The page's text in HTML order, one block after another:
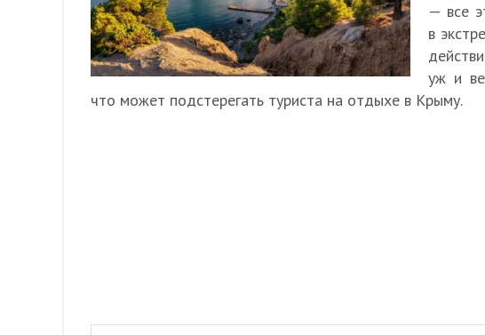
— все
в
уж и
что может подстерегать туриста на отдыхе в Крыму.